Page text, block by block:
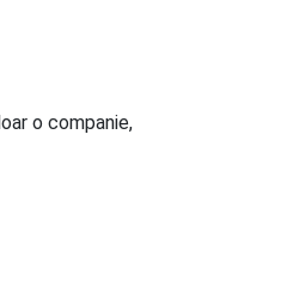
o companie,